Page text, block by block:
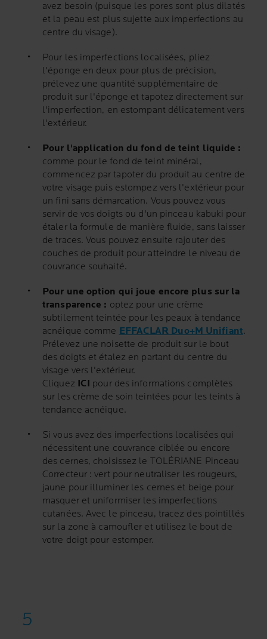
avez besoin (puisque les pores sont plus dilatés
et la peau est plus sujette aux imperfections au
centre du visage).
Pour les imperfections localisées, pliez
l'éponge en deux pour plus de précision,
prélevez une quantité supplémentaire de
produit sur l'éponge et tapotez directement sur
l'imperfection, en estompant délicatement vers
l'extérieur.
Pour l'application du fond de teint liquide :
comme pour le fond de teint minéral,
commencez par tapoter du produit au centre de
votre visage puis estompez vers l'extérieur pour
un fini sans démarcation. Vous pouvez vous
servir de vos doigts ou d'un pinceau kabuki pour
étaler la formule de manière fluide, sans laisser
de traces. Vous pouvez ensuite rajouter des
couches de produit pour atteindre le niveau de
couvrance souhaité.
Pour une option qui joue encore plus sur la
transparence : optez pour une crème
subtilement teintée pour les peaux à tendance
acnéique comme EFFACLAR Duo+M Unifiant.
Prélevez une noisette de produit sur le bout
des doigts et étalez en partant du centre du
visage vers l'extérieur.
Cliquez ICI pour des informations complètes
sur les crème de soin teintées pour les teints à
tendance acnéique.
Si vous avez des imperfections localisées qui
nécessitent une couvrance ciblée ou encore
des cernes, choisissez le TOLÉRIANE Pinceau
Correcteur : vert pour neutraliser les rougeurs,
jaune pour illuminer les cernes et beige pour
masquer et uniformiser les imperfections
cutanées. Avec le pinceau, tracez des pointillés
sur la zone à camoufler et utilisez le bout de
votre doigt pour estomper.